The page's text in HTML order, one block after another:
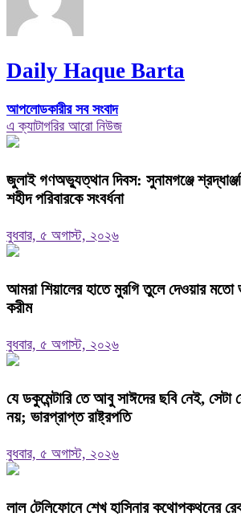
Daily Haque Barta
আপলোডকারীর সব সংবাদ
এ ক্যাটাগরির আরো নিউজ
জুলাই গণঅভ্যুত্থান দিবস: সুনামগঞ্জে
শহীদ পরিবারকে সংবর্ধনা
বুধবার, ৫ অগাস্ট, ২০২৬
‎আমরা শিয়ালের হাতে মুরগি তুলে দেওয়ার
করীম
বুধবার, ৫ অগাস্ট, ২০২৬
যে ডকুমেন্টারি তে আবু সাঈদের ছবি নেই, সেটা
নয়; ভারপ্রাপ্ত রাষ্ট্রপতি
বুধবার, ৫ অগাস্ট, ২০২৬
লাল টেলিফোনে শেখ হাসিনার কথোপকথনের